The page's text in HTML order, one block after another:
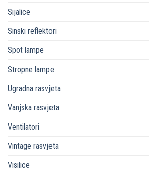
Sijalice
Sinski reflektori
Spot lampe
Stropne lampe
Ugradna rasvjeta
Vanjska rasvjeta
Ventilatori
Vintage rasvjeta
Visilice